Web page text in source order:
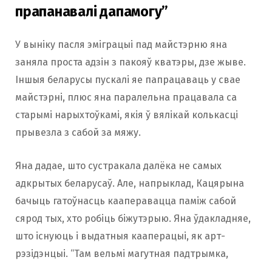
прапанавалі дапамогу”
У выніку пасля эміграцыі пад майстэрню яна
заняла проста адзін з пакояў кватэры, дзе жыве.
Іншыя беларусы пускалі яе папрацаваць у свае
майстэрні, плюс яна паралельна працавала са
старымі нарыхтоўкамі, якія ў вялікай колькасці
прывезла з сабой за мяжу.
Яна дадае, што сустракала далёка не самых
адкрытых беларусаў. Але, напрыклад, Кацярына
бачыць гатоўнасць кааперавацца паміж сабой
сярод тых, хто робіць біжутэрыю. Яна ўдакладняе,
што існуюць і выдатныя кааперацыі, як арт-
рэзідэнцыі. “Там вельмі магутная падтрымка,